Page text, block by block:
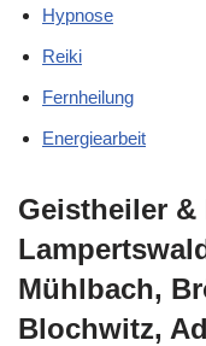
Hypnose
Reiki
Fernheilung
Energiearbeit
Geistheiler &
Mühlbach,
Blochwitz,